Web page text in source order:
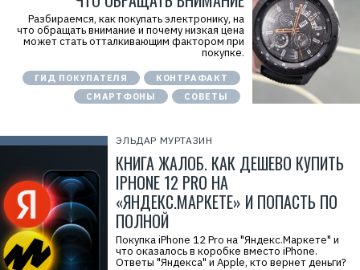
Разбираемся, как покупать электронику, на
что обращать внимание и почему низкая цена
может стать отталкивающим фактором при
покупке.
ГИД ПОКУПАТЕЛЯ
КОНТРАФАКТ
СМАРТФОНЫ
СОВЕТЫ
ЭЛЬДАР МУРТАЗИН
КНИГА ЖАЛОБ. КАК ДЕШЕВО КУПИТЬ
IPHONE 12 PRO НА
«ЯНДЕКС.МАРКЕТЕ» И ПОПАСТЬ ПО
ПОЛНОЙ
Покупка iPhone 12 Pro на "Яндекс.Маркете" и
что оказалось в коробке вместо iPhone.
Ответы "Яндекса" и Apple, кто вернет деньги?